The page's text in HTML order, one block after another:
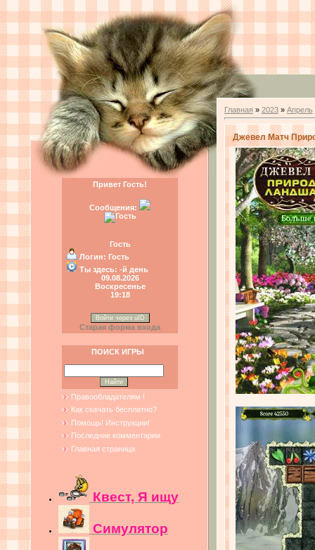
Привет Гость!
Сообщения:
Гость
Логин: Гость
Ты здесь: -й день
09.08.2026
Воскресенье
19:18
Войти через uID
Старая форма входа
ПОИСК ИГРЫ
Правообладателям !
Как скачать бесплатно?
Помощь! Инструкции!
Последние комментарии
Главная страница
Квест, Я ищу
Симулятор
Главная » 2023 » Апрель
Джевел Матч